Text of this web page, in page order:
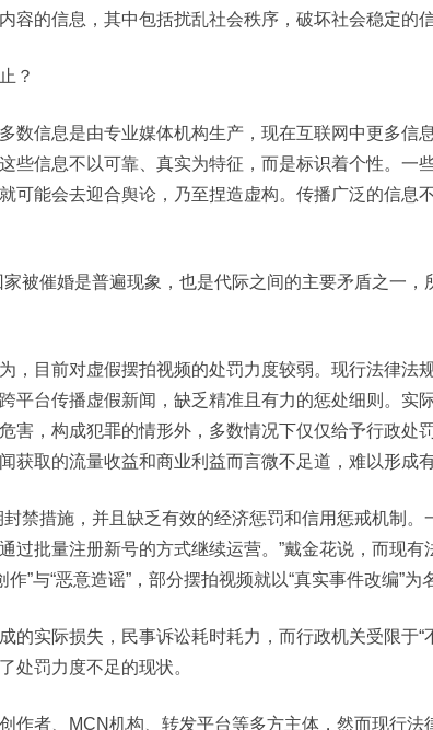
容的信息，其中包括扰乱社会秩序，破坏社会稳定的信
？
信息是由专业媒体机构生产，现在互联网中更多信息
些信息不以可靠、真实为特征，而是标识着个性。一
可能会去迎合舆论，乃至捏造虚构。传播广泛的信息
催婚是普遍现象，也是代际之间的主要矛盾之一，
目前对虚假摆拍视频的处罚力度较弱。现行法律法
平台传播虚假新闻，缺乏精准且有力的惩处细则。实
害，构成犯罪的情形外，多数情况下仅仅给予行政处
获取的流量收益和商业利益而言微不足道，难以形成
措施，并且缺乏有效的经济惩罚和信用惩戒机制。
过批量注册新号的方式继续运营。”戴金花说，而现有
”与“恶意造谣”，部分摆拍视频就以“真实事件改编”为
实际损失，民事诉讼耗时耗力，而行政机关受限于“
处罚力度不足的现状。
者、MCN机构、转发平台等多方主体，然而现行法